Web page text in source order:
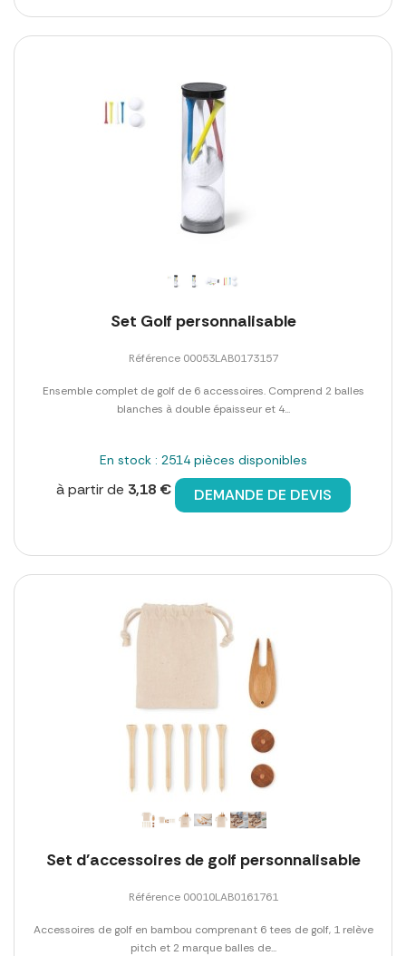
Set Golf personnalisable
Référence 00053LAB0173157
Ensemble complet de golf de 6 accessoires. Comprend 2 balles
blanches à double épaisseur et 4...
En stock : 2514 pièces disponibles
à partir de 3,18 € DEMANDE DE DEVIS
Set d'accessoires de golf personnalisable
Référence 00010LAB0161761
Accessoires de golf en bambou comprenant 6 tees de golf, 1 relève
pitch et 2 marque balles de...